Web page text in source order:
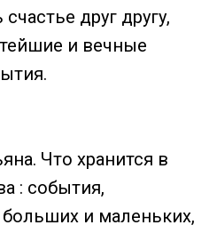
друг другу,
и вечные
Что хранится в
: события,
и маленьких,